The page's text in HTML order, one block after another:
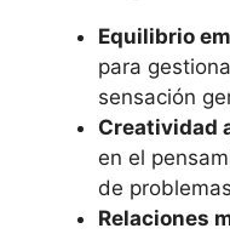
Equilibrio
para
sensación
Creatividad
en el
de
Relaciones